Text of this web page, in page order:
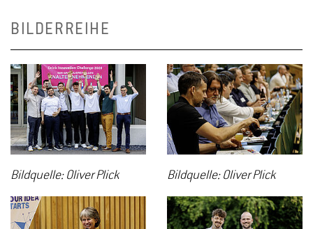
BILDERREIHE
Bildquelle: Oliver Plick Bildquelle: Oliver Plick